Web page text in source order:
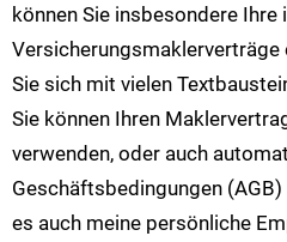
können Sie insbesondere Ihre
Versicherungsmaklerverträge
Sie sich mit vielen
Sie können Ihren
verwenden, oder auch
Geschäftsbedingungen
es auch meine persönliche